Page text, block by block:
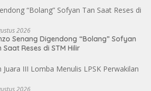
2026
Senang Digendong “Bolang” Sofyan
Saat Reses di STM Hilir
2026